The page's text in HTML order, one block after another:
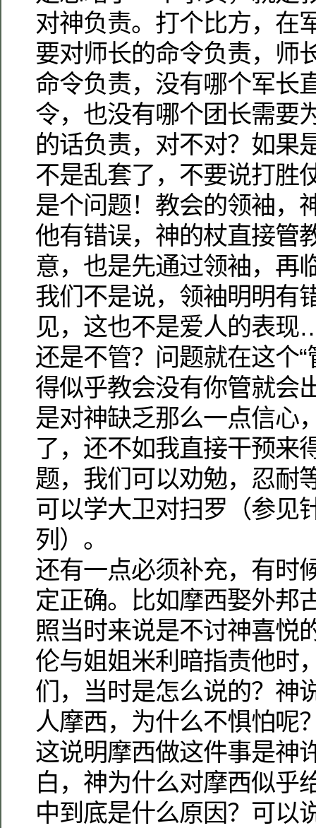
对神负责。打个比方，在
要对师长的命令负责，师
命令负责，没有哪个军长
令，也没有哪个团长需要
的话负责，对不对？如果
不是乱套了，不要说打胜
是个问题！教会的领袖，
他有错误，神的杖直接管
意，也是先通过领袖，再
我们不是说，领袖明明有
见，这也不是爱人的表
还是不管？问题就在这个“
得似乎教会没有你管就会
是对神缺乏那么一点信心
了，还不如我直接干预来
题，我们可以劝勉，忍耐
可以学大卫对扫罗（参见
列）。
还有一点必须补充，有时
定正确。比如摩西娶外邦
照当时来说是不讨神喜悦
伦与姐姐米利暗指责他时
们，当时是怎么说的？神
人摩西，为什么不惧怕呢
这说明摩西做这件事是神
白，神为什么对摩西似乎
中到底是什么原因？可以